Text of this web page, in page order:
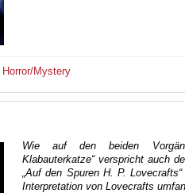
Horror/Mystery
Wie auf den beiden
Klabauterkatze“ verspricht auch
„Auf den Spuren H. P.
Interpretation von Lovecrafts